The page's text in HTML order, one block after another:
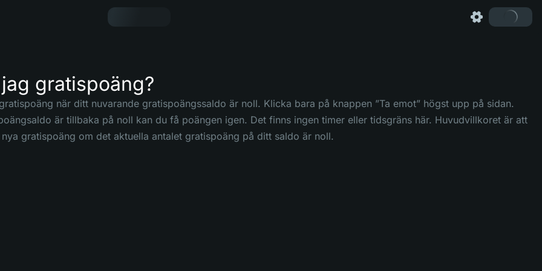
gratispoäng?
när ditt nuvarande gratispoängssaldo är noll. Klicka bara på knappen ”Ta emot” högst upp på sidan.
är tillbaka på noll kan du få poängen igen. Det finns ingen timer eller tidsgräns här. Huvudvillkoret är att
gratispoäng om det aktuella antalet gratispoäng på ditt saldo är noll.